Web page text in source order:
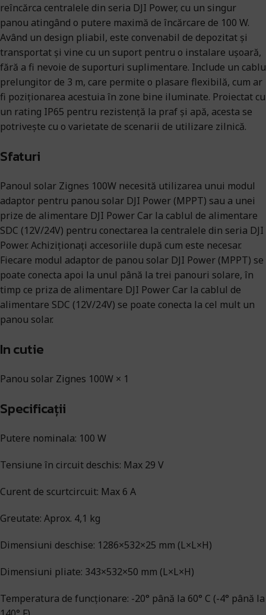
reîncărca centralele din seria DJI Power, cu un singur
panou atingând o putere maximă de încărcare de 100 W.
Având un design pliabil, este convenabil de depozitat și
transportat și vine cu un suport pentru o instalare ușoară,
fără a fi nevoie de suporturi suplimentare. Include un cablu
prelungitor de 3 m, care permite o plasare flexibilă, cum ar
fi poziționarea acestuia în zone bine iluminate. Proiectat cu
un rating IP65 pentru rezistență la praf și apă, acesta se
potrivește cu o varietate de scenarii de utilizare zilnică.
Sfaturi
‌Panoul solar Zignes 100W necesită utilizarea unui modul
adaptor pentru panou solar DJI Power (MPPT) sau a unei
prize de alimentare DJI Power Car la cablul de alimentare
SDC (12V/24V) pentru conectarea la centralele din seria DJI
Power. Achiziționați accesoriile după cum este necesar.
Fiecare modul adaptor de panou solar DJI Power (MPPT) se
poate conecta apoi la unul până la trei panouri solare, în
timp ce priza de alimentare DJI Power Car la cablul de
alimentare SDC (12V/24V)‌ se poate conecta la cel mult un
panou solar.
In cutie
Panou solar Zignes 100W × 1
Specificații
Putere nominala: 100 W
Tensiune în circuit deschis: Max 29 V
Curent de scurtcircuit: Max 6 A
Greutate: Aprox. 4,1 kg
Dimensiuni deschise: 1286×532×25 mm (L×L×H)
Dimensiuni pliate: 343×532×50 mm (L×L×H)
Temperatura de funcționare: -20° până la 60° C (-4° până la